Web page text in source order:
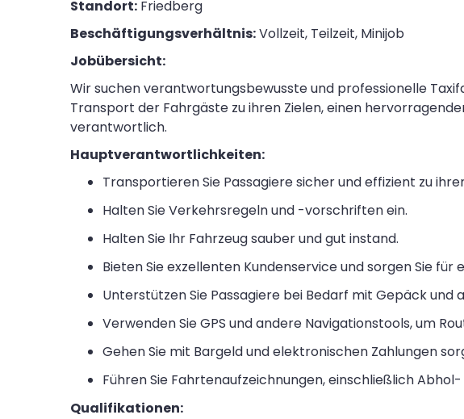
Standort: Friedberg
Beschäftigungsverhältnis:Vollzeit, Teilzeit, Minijob
Jobübersicht:
Wir suchen verantwortungsbewusste und professionelle
Transport der Fahrgäste zu ihren Zielen, einen
verantwortlich.
Hauptverantwortlichkeiten:
Transportieren Sie Passagiere sicher und effizient zu
Halten Sie Verkehrsregeln und -vorschriften ein.
Halten Sie Ihr Fahrzeug sauber und gut instand.
Bieten Sie exzellenten Kundenservice und sorgen Sie für
Unterstützen Sie Passagiere bei Bedarf mit Gepäck und
Verwenden Sie GPS und andere Navigationstools, um
Gehen Sie mit Bargeld und elektronischen Zahlungen
Führen Sie Fahrtenaufzeichnungen, einschließlich
Qualifikationen: